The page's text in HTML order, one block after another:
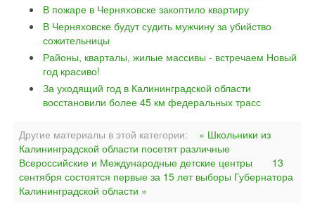
В пожаре в Черняховске закоптило квартиру
В Черняховске будут судить мужчину за убийство
сожительницы
Районы, кварталы, жилые массивы - встречаем Новый
год красиво!
За уходящий год в Калининградской области
восстановили более 45 км федеральных трасс
Другие материалы в этой категории:
« Школьники из
Калининградской области посетят различные
Всероссийские и Международные детские центры
13
сентября состоятся первые за 15 лет выборы Губернатора
Калининградской области »